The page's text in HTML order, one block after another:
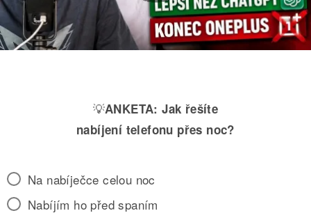
💡ANKETA: Jak řešíte
nabíjení telefonu přes noc?
Na nabíječce celou noc
Nabíjím ho před spaním